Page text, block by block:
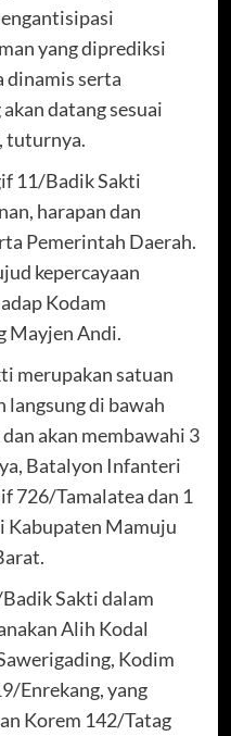
yang diprediksi
dinamis serta
datang sesuai
tuturnya.
11/Badik Sakti
harapan dan
Pemerintah Daerah.
kepercayaan
Kodam
Mayjen Andi.
merupakan satuan
langsung di bawah
akan membawahi 3
Batalyon Infanteri
726/Tamalatea dan 1
Kabupaten Mamuju
Sakti dalam
Alih Kodal
Kodim
Enrekang, yang
Korem 142/Tatag